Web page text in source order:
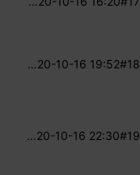
#18
20-10-16 19:52
…
#19
20-10-16 22:30
…